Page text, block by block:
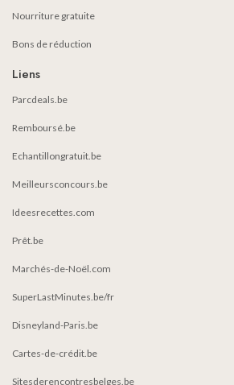
Nourriture gratuite
Bons de réduction
Liens
Parcdeals.be
Remboursé.be
Echantillongratuit.be
Meilleursconcours.be
Ideesrecettes.com
Prêt.be
Marchés-de-Noël.com
SuperLastMinutes.be/fr
Disneyland-Paris.be
Cartes-de-crédit.be
Sitesderencontresbelges.be